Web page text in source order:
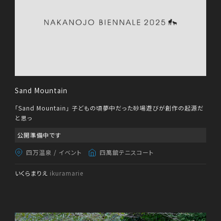
Sand Mountain
「Sand Mountain」 子どもの頃夢中だった砂場遊びが創作の起源だ
と思っ
公開準備中です
四万温泉 / イベント 四萬舘テニスコート
いくらまりえ ikuramarie